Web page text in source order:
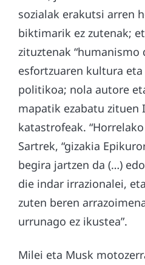
sozialak erakutsi arren
biktimarik ez zutenak;
zituztenak “humanismo
esfortzuaren kultura
politikoa; nola autore
mapatik ezabatu zituen
katastrofeak.
Sartrek, “gizakia
begira jartzen da (…)
die indar irrazionalei,
zuten beren
urrunago ez ikustea”.
Milei eta Musk